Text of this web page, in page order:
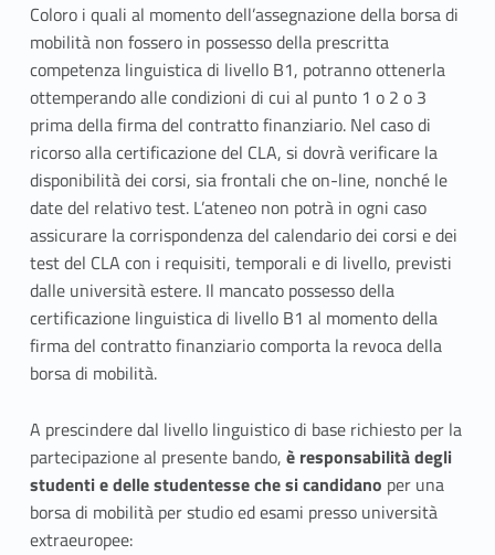
Coloro i quali al momento dell’assegnazione della borsa di
mobilità non fossero in possesso della prescritta
competenza linguistica di livello B1, potranno ottenerla
ottemperando alle condizioni di cui al punto 1 o 2 o 3
prima della firma del contratto finanziario. Nel caso di
ricorso alla certificazione del CLA, si dovrà verificare la
disponibilità dei corsi, sia frontali che on-line, nonché le
date del relativo test. L’ateneo non potrà in ogni caso
assicurare la corrispondenza del calendario dei corsi e dei
test del CLA con i requisiti, temporali e di livello, previsti
dalle università estere. Il mancato possesso della
certificazione linguistica di livello B1 al momento della
firma del contratto finanziario comporta la revoca della
borsa di mobilità.
A prescindere dal livello linguistico di base richiesto per la
partecipazione al presente bando, è responsabilità degli
studenti e delle studentesse che si candidano per una
borsa di mobilità per studio ed esami presso università
extraeuropee: